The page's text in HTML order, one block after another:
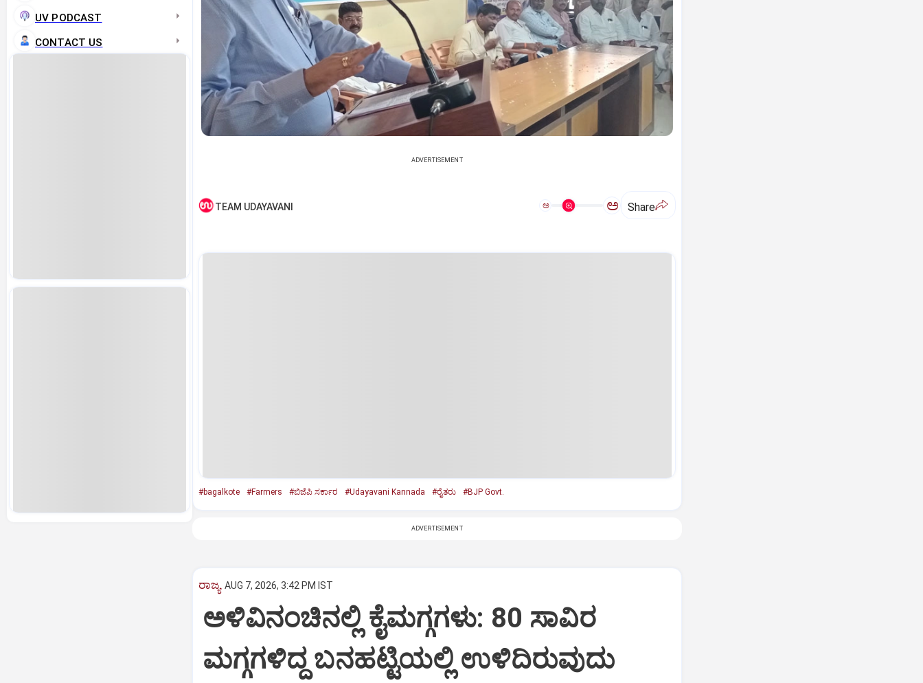
UV PODCAST
CONTACT US
ADVERTISEMENT
TEAM UDAYAVANI ಅ ಅ Share
#bagalkote #Farmers #ಬಿಜೆಪಿ ಸರ್ಕಾರ #Udayavani Kannada #ರೈತರು #BJP Govt.
ADVERTISEMENT
ರಾಜ್ಯ AUG 7, 2026, 3:42 PM IST
ಅಳಿವಿನಂಚಿನಲ್ಲಿ ಕೈಮಗ್ಗಗಳು: 80 ಸಾವಿರ
ಮಗ್ಗಗಳಿದ್ದ ಬನಹಟ್ಟಿಯಲ್ಲಿ ಉಳಿದಿರುವುದು